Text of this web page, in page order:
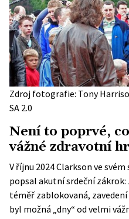
Zdroj fotografie: Tony
SA 2.0
Není to poprvé,
vážné zdravotní
V říjnu 2024 Clarkson ve
popsal akutní srdeční
téměř zablokovaná,
byl možná „dny“ od velmi